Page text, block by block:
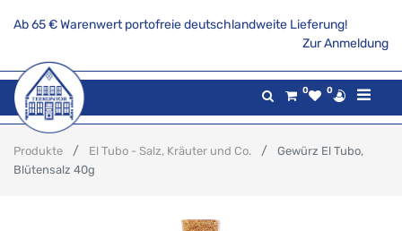
Ab 65 € Warenwert portofreie deutschlandweite Lieferung!
Zur Anmeldung
0 0
Produkte El Tubo - Salz, Kräuter und Co.
Gewürz El Tubo,
Blütensalz 40g